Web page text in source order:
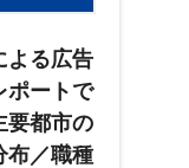
よる広告
ポートで
要都市の
布／職種